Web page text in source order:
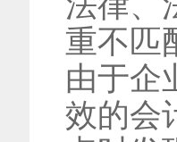
重不匹
由于企
效的会